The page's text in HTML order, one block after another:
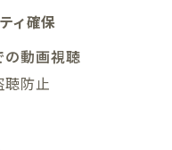
ィ確保
動画視聴
防止